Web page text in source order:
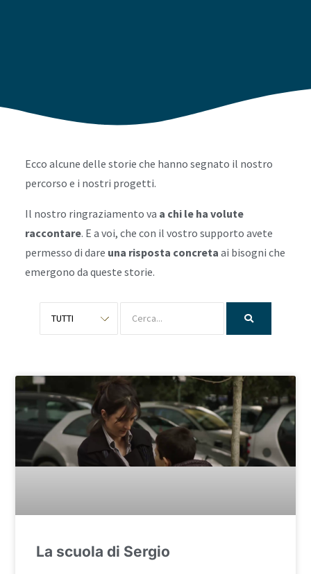
Ecco alcune delle storie che hanno segnato il nostro
percorso e i nostri progetti.
Il nostro ringraziamento va a chi le ha volute
raccontare. E a voi, che con il vostro supporto avete
permesso di dare una risposta concreta ai bisogni che
emergono da queste storie.
La scuola di Sergio